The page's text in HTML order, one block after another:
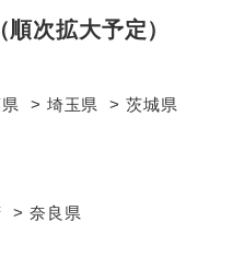
次拡大予定）
埼玉県
茨城県
奈良県